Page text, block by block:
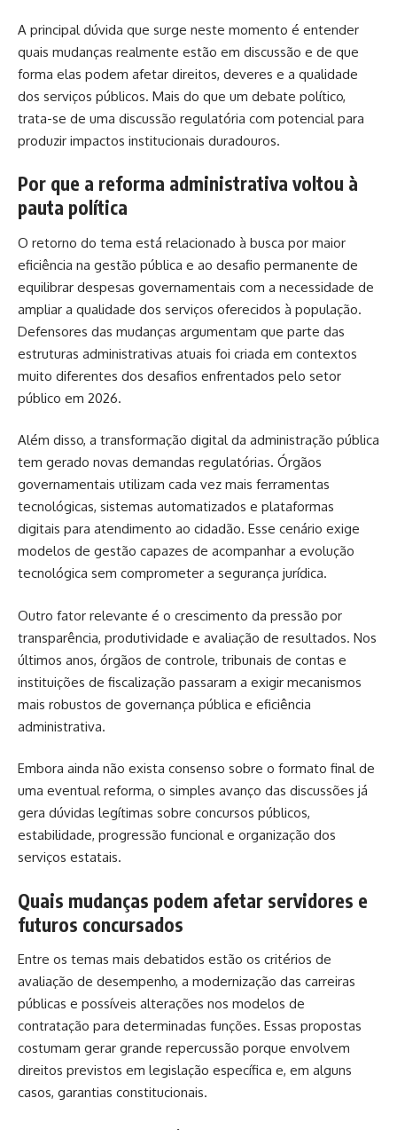
A principal dúvida que surge neste momento é entender
quais mudanças realmente estão em discussão e de que
forma elas podem afetar direitos, deveres e a qualidade
dos serviços públicos. Mais do que um debate político,
trata-se de uma discussão regulatória com potencial para
produzir impactos institucionais duradouros.
Por que a reforma administrativa voltou à
pauta política
O retorno do tema está relacionado à busca por maior
eficiência na gestão pública e ao desafio permanente de
equilibrar despesas governamentais com a necessidade de
ampliar a qualidade dos serviços oferecidos à população.
Defensores das mudanças argumentam que parte das
estruturas administrativas atuais foi criada em contextos
muito diferentes dos desafios enfrentados pelo setor
público em 2026.
Além disso, a transformação digital da administração pública
tem gerado novas demandas regulatórias. Órgãos
governamentais utilizam cada vez mais ferramentas
tecnológicas, sistemas automatizados e plataformas
digitais para atendimento ao cidadão. Esse cenário exige
modelos de gestão capazes de acompanhar a evolução
tecnológica sem comprometer a segurança jurídica.
Outro fator relevante é o crescimento da pressão por
transparência, produtividade e avaliação de resultados. Nos
últimos anos, órgãos de controle, tribunais de contas e
instituições de fiscalização passaram a exigir mecanismos
mais robustos de governança pública e eficiência
administrativa.
Embora ainda não exista consenso sobre o formato final de
uma eventual reforma, o simples avanço das discussões já
gera dúvidas legítimas sobre concursos públicos,
estabilidade, progressão funcional e organização dos
serviços estatais.
Quais mudanças podem afetar servidores e
futuros concursados
Entre os temas mais debatidos estão os critérios de
avaliação de desempenho, a modernização das carreiras
públicas e possíveis alterações nos modelos de
contratação para determinadas funções. Essas propostas
costumam gerar grande repercussão porque envolvem
direitos previstos em legislação específica e, em alguns
casos, garantias constitucionais.